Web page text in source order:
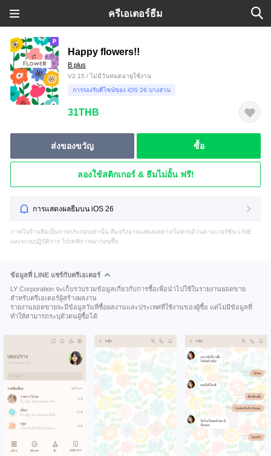
ครีเอเตอร์ธีม
Happy flowers!!
B plus
V2.15 / ไม่มีวันหมดอายุใช้งาน
การรองรับดีไซน์ของ iOS 26 บางส่วน
31THB
ส่งของขวัญ ซื้อ
ลองใช้สติกเกอร์ & ธีมไม่อั้น ฟรี!
การแสดงผลธีมบน iOS 26
ภาพในร้านธีมเป็นภาพประกอบเท่านั้น ธีมจริงอาจแสดงผลต่าง/ไม่ครบถ้วนตามเวอร์ชัน LINE
และระบบปฏิบัติการ โปรดพิจารณาก่อนซื้อ
ข้อมูลที่ LINE แชร์กับครีเอเตอร์
LY Corporation จะเก็บรวบรวมข้อมูลเกี่ยวกับการซื้อเพื่อนำไปใช้ในรายงานยอดขาย
สำหรับครีเอเตอร์ผู้สร้างผลงาน
รายงานยอดขายจะมีข้อมูลวันที่ซื้อผลงานและประเทศที่ใช้งานของผู้ซื้อ แต่ไม่มีข้อมูลที่
ทำให้สามารถระบุตัวตนผู้ซื้อได้